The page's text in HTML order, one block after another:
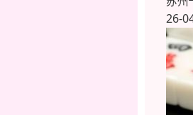
26-